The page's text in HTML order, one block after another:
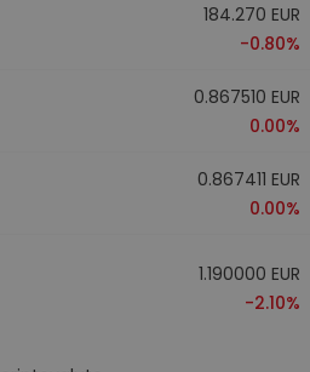
184.270 EUR
-0.80%
0.867510 EUR
0.00%
0.867411 EUR
0.00%
1.190000 EUR
-2.10%